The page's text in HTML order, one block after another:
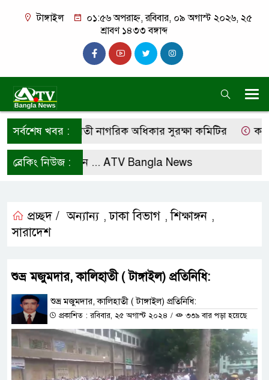
টাঙ্গাইল
০১:৫৬ অপরাহ্ন, রবিবার, ০৯ অগাস্ট ২০২৬, ২৫
শ্রাবণ ১৪৩৩ বঙ্গাব্দ
সর্বশেষ খবর :
দাবি কালিহাতী নাগরিক অধিকার সুরক্ষা কমিটির
ব্রেকিং নিউজ :
ফলো করে রাখুন ...ATV Bangla News
প্রচ্ছদ / অন্যান্য ,ঢাকা বিভাগ ,শিক্ষাঙ্গন ,
সারাদেশ
শুভ্র মজুমদার, কালিহাতী ( টাঙ্গাইল) প্রতিনিধি:
শুভ্র মজুমদার, কালিহাতী ( টাঙ্গাইল) প্রতিনিধি:
প্রকাশিত : রবিবার, ২৫ অগাস্ট ২০২৪ / ৩৩৯ বার পড়া হয়েছে